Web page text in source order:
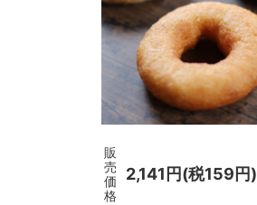
販
売
価
格
2,141円(税159円)